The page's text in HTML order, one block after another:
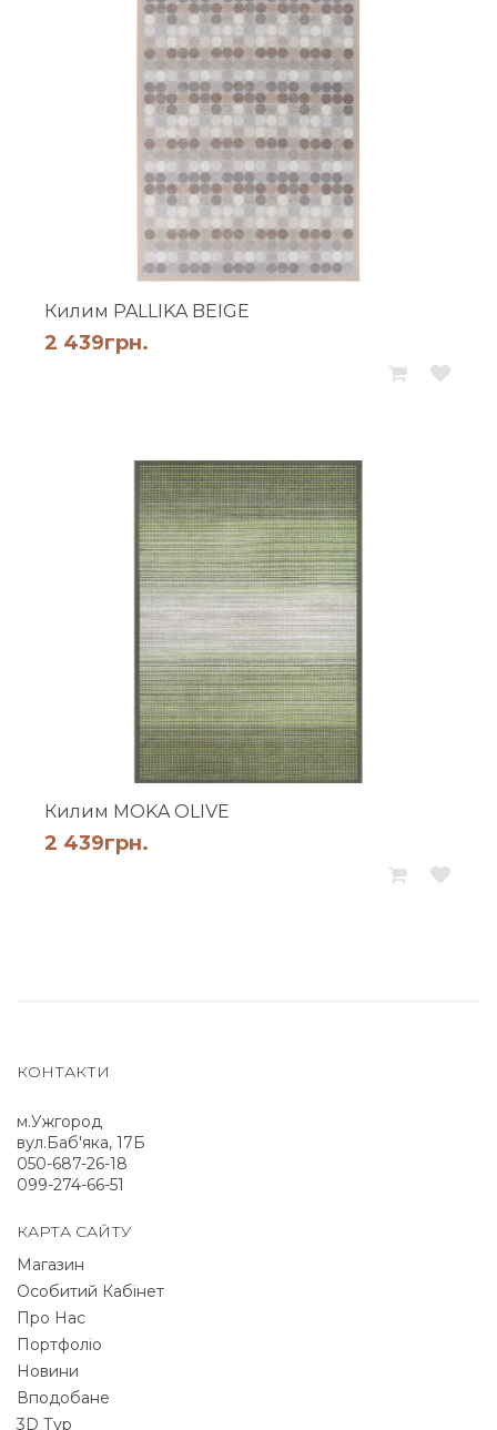
Килим PALLIKA BEIGE
2 439грн.
Килим MOKA OLIVE
2 439грн.
КОНТАКТИ
м.Ужгород
вул.Баб'яка, 17Б
050-687-26-18
099-274-66-51
КАРТА САЙТУ
Магазин
Особитий Кабінет
Про Нас
Портфоліо
Новини
Вподобане
3D Тур